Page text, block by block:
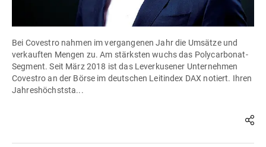
Bei Covestro nahmen im vergangenen Jahr die Umsätze und
verkauften Mengen zu. Am stärksten wuchs das Polycarbonat-
Segment. Seit März 2018 ist das Leverkusener Unternehmen
Covestro an der Börse im deutschen Leitindex DAX notiert. Ihren
Jahreshöchststa...